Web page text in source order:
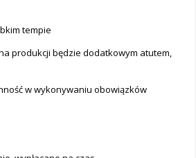
tempie
produkcji będzie dodatkowym atutem,
w wykonywaniu obowiązków